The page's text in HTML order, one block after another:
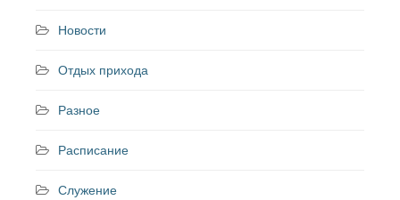
Новости
Отдых прихода
Разное
Расписание
Служение